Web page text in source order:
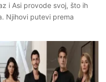
i Asi provode svoj, što ih
Njihovi putevi prema